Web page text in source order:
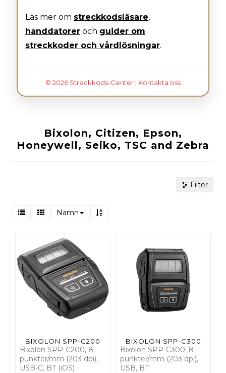
Läs mer om streckkodsläsare,
handdatorer och guider om
streckkoder och vårdlösningar.
© 2026 Streckkods-Center | Kontakta oss
Bixolon, Citizen, Epson,
Honeywell, Seiko, TSC and Zebra
Filter
Namn
BIXOLON SPP-C200
Bixolon SPP-C200, 8
punkter/mm (203 dpi),
USB-C, BT (iOS)
BIXOLON SPP-C300
Bixolon SPP-C300, 8
punkter/mm (203 dpi),
USB, BT